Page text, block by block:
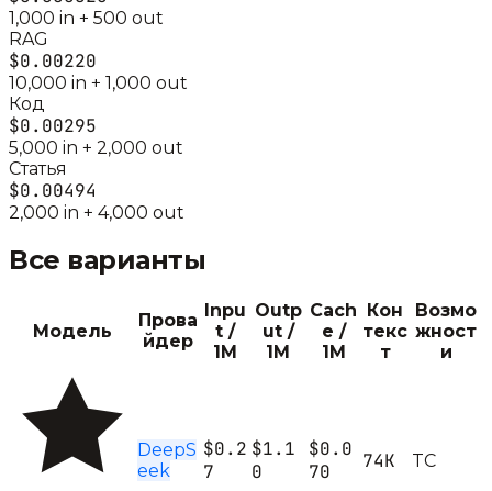
1,000 in + 500 out
RAG
$0.00220
10,000 in + 1,000 out
Код
$0.00295
5,000 in + 2,000 out
Статья
$0.00494
2,000 in + 4,000 out
Все варианты
Модель
Прова
йдер
Inpu
t /
1M
Outp
ut /
1M
Cach
e /
1M
Кон
текс
т
Возмо
жност
и
DeepS
eek
$0.2
7
$1.1
0
$0.0
70
74K TC